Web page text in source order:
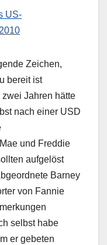
US-
Zeichen,
bereit ist
Jahren hätte
nach einer USD
und Freddie
aufgelöst
Barney
von Fannie
selbst habe
er gebeten